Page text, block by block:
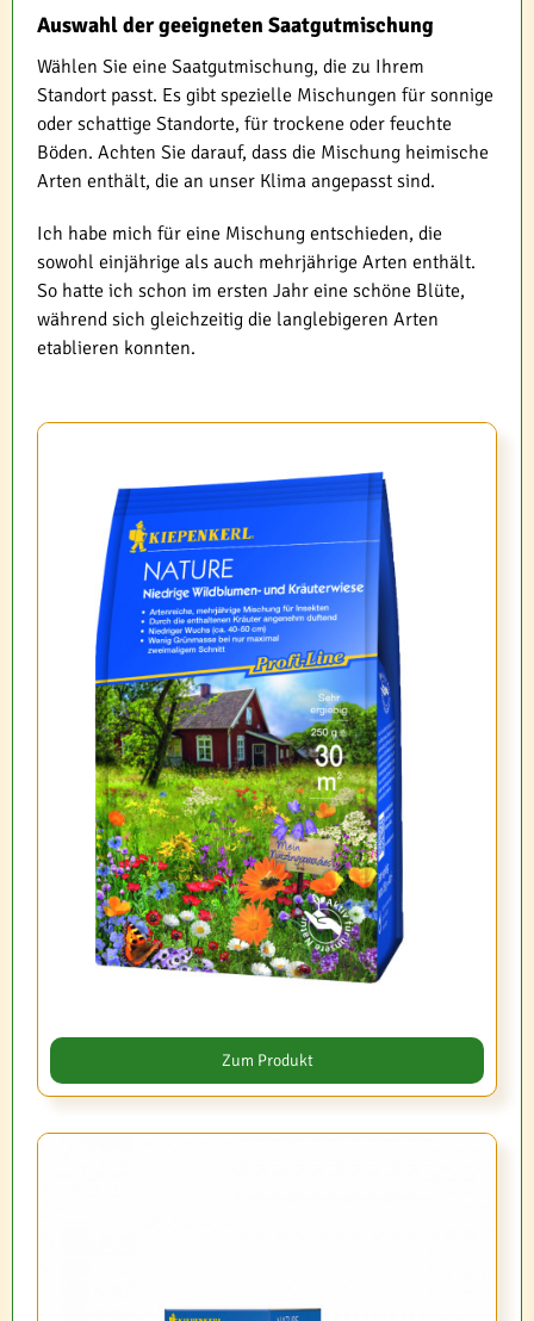
Auswahl der geeigneten Saatgutmischung
Wählen Sie eine Saatgutmischung, die zu Ihrem
Standort passt. Es gibt spezielle Mischungen für sonnige
oder schattige Standorte, für trockene oder feuchte
Böden. Achten Sie darauf, dass die Mischung heimische
Arten enthält, die an unser Klima angepasst sind.
Ich habe mich für eine Mischung entschieden, die
sowohl einjährige als auch mehrjährige Arten enthält.
So hatte ich schon im ersten Jahr eine schöne Blüte,
während sich gleichzeitig die langlebigeren Arten
etablieren konnten.
Zum Produkt